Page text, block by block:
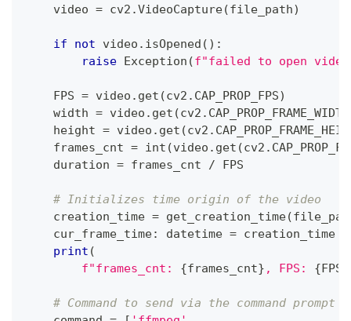
    video
= cv2 .VideoCapture(file_path)
if not video . isOpened ( ) :
raise Exception (f"failed to open
    FPS
= video . get (cv2 . CAP_PROP_FPS)
    width
= video . get (cv2 . CAP_PROP_FRAME_WIDTH
    height
= video . get (cv2 .
    frames_cnt
= int (video . get (cv2 .
    duration
= frames_cnt / FPS
# Initializes time origin of the video
    creation_time
= get_creation_time(
    cur_frame_time
: datetime = creation_time
print (
f"frames_cnt: {frames_cnt} , FPS: {FPS
# Command to send via the command